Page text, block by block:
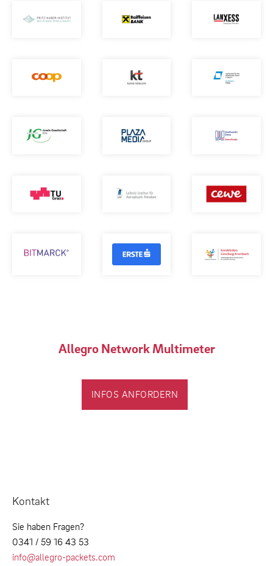
Allegro Network Multimeter
INFOS ANFORDERN
Kontakt
Sie haben Fragen?
0341 / 59 16 43 53
info@allegro-packets.com